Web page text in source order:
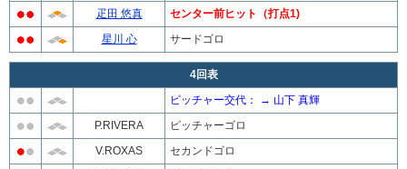
疋田 悠真
センター前ヒット（打点1)
星川 心
サードゴロ
4回表
ピッチャー交代： → 山下 真輝
P.RIVERA
ピッチャーゴロ
V.ROXAS
セカンドゴロ